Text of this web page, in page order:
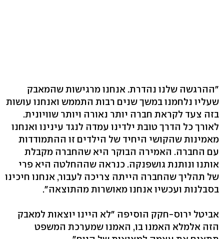
"ההרגשה שלנו נהדרת. אנחנו מרגישות שהמאבק
שעליו נלחמנו במשך שנים רבות התממש ואנחנו עושות
בזה צעד לקראת חברה יותר נאורה ויותר שוויונית.
לאורך כל הדרך טובת ילדינו עמדה לנגד עינינו ואנחנו
מאמינות שהקושי היחיד של הילדים זו ההתמודדות
עם החברה. האמירה הבוקר היא שהחברה מקבלת
אותנו ונותנת גושפנקה. כנראה שההחלטה היא פרי
של תהליך שהחברה הייתה צריכה לעבור, אנחנו חיכינו
בסבלנות ועכשיו אנחנו מאושרות מהתוצאה".
אביטל ירוס-חקק הוסיפה "לא היינו יוצאות למאבק
הזה אלמלא האמנו בו, האמנו שמערכת המשפט